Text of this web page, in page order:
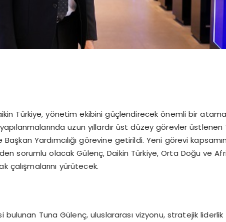
Türkiye, yönetim ekibini güçlendirecek önemli bir
uzun yıllardır üst düzey görevler üstlenen
Yardımcılığı görevine getirildi. Yeni görevi
sorumlu olacak Gülenç, Daikin Türkiye, Orta Doğu ve
çalışmalarını yürütecek.
bulunan Tuna Gülenç, uluslararası vizyonu, stratejik liderlik